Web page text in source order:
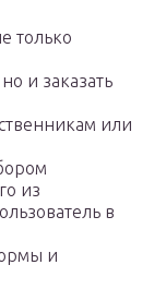
только
и заказать
или
из
в
и